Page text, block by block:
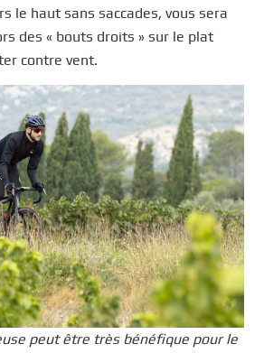
le haut sans saccades, vous sera
des « bouts droits » sur le plat
contre vent.
peut être très bénéfique pour le